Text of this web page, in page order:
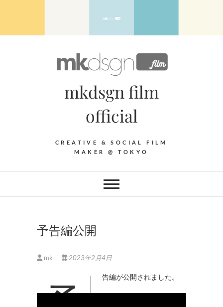
mkdsgn film
official
CREATIVE & SOCIAL FILM
MAKER @ TOKYO
予告編公開
mk 2023年2月4日
予告編が公開されました。